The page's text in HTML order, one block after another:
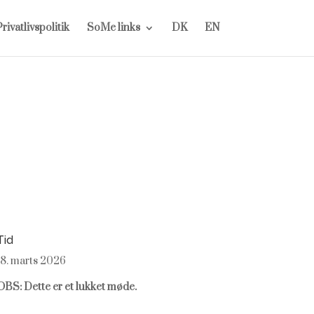
SoMe links DK EN
marts 2026
Dette er et lukket møde.